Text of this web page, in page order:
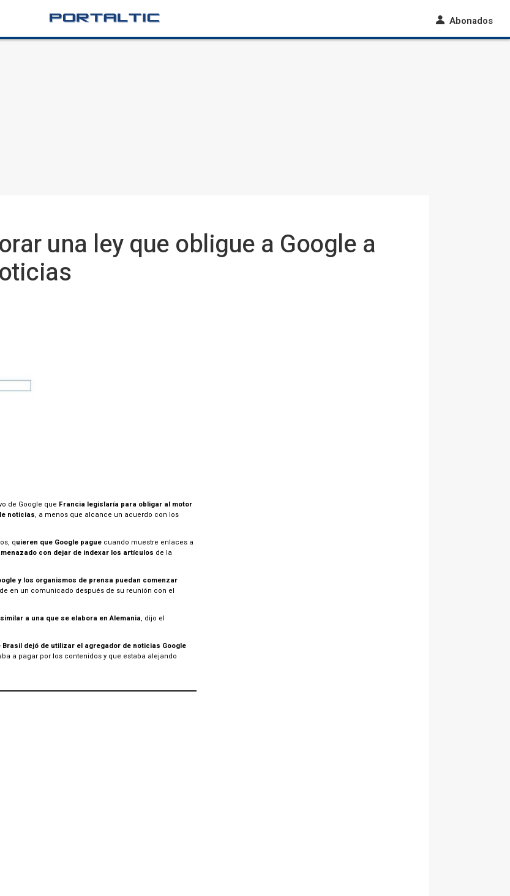
Abonados
una ley que obligue a Google a
de Google que Francia legislaría para obligar al motor
noticias, a menos que alcance un acuerdo con los
quieren que Google pague cuando muestre enlaces a
con dejar de indexar los artículos de la
y los organismos de prensa puedan comenzar
en un comunicado después de su reunión con el
a una que se elabora en Alemania, dijo el
dejó de utilizar el agregador de noticias Google
a pagar por los contenidos y que estaba alejando